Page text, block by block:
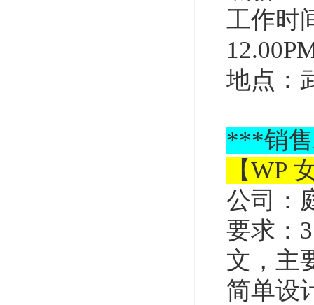
工作时
地点：
***销
【WP
公司：
要求：
文，主
简单设